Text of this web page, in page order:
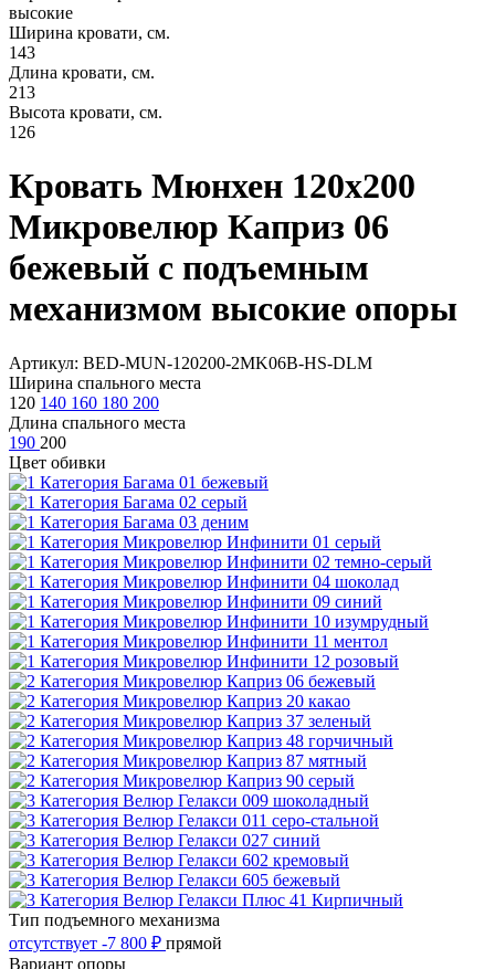
высокие
Ширина кровати, см.
143
Длина кровати, см.
213
Высота кровати, см.
126
Кровать Мюнхен 120х200
Микровелюр Каприз 06
бежевый с подъемным
механизмом высокие опоры
Артикул: BED-MUN-120200-2MK06B-HS-DLM
Ширина спального места
120 140 160 180 200
Длина спального места
190 200
Цвет обивки
Тип подъемного механизма
отсутствует -7 800 ₽ прямой
Вариант опоры